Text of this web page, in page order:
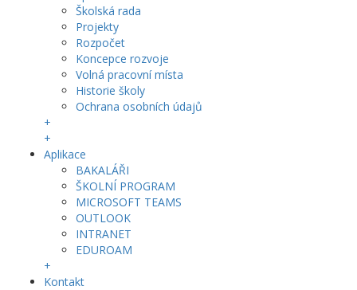
Školská rada
Projekty
Rozpočet
Koncepce rozvoje
Volná pracovní místa
Historie školy
Ochrana osobních údajů
+
+
Aplikace
BAKALÁŘI
ŠKOLNÍ PROGRAM
MICROSOFT TEAMS
OUTLOOK
INTRANET
EDUROAM
+
Kontakt